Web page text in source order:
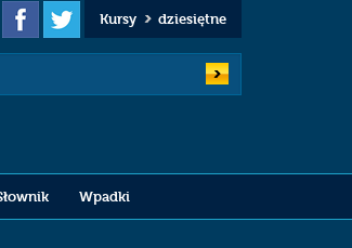
Kursy dziesiętne
Wpadki